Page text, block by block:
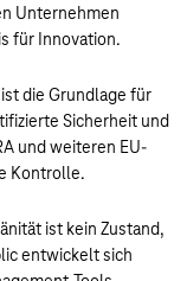
Unternehmen
für Innovation.
die Grundlage für
Sicherheit und
und weiteren EU-
Kontrolle.
ist kein Zustand,
entwickelt sich